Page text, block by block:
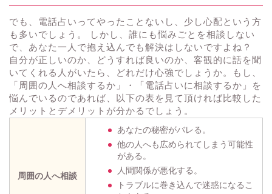
でも、電話占いってやったことないし、少し心配という方
も多いでしょう。 しかし、誰にも悩みごとを相談しない
で、あなた一人で抱え込んでも解決はしないですよね？
自分が正しいのか、どうすれば良いのか、客観的に話を聞
いてくれる人がいたら、どれだけ心強でしょうか。もし、
「周囲の人へ相談するか」・「電話占いに相談するか」を
悩んでいるのであれば、以下の表を見て頂ければ比較した
メリットとデメリットが分かるでしょう。
周囲の人へ相談
あなたの秘密がバレる。
他の人へも広められてしまう可能性
がある。
人間関係が悪化する。
トラブルに巻き込んで迷惑になるこ